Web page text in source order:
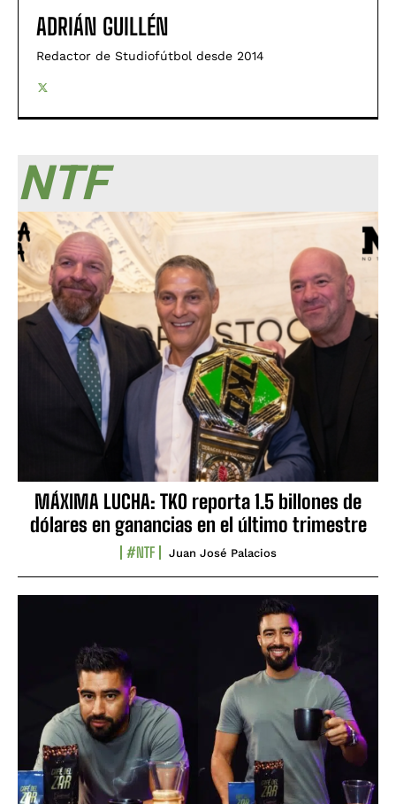
ADRIÁN GUILLÉN
Redactor de Studiofútbol desde 2014
NTF
MÁXIMA LUCHA: TKO reporta 1.5 billones de
dólares en ganancias en el último trimestre
#NTF Juan José Palacios